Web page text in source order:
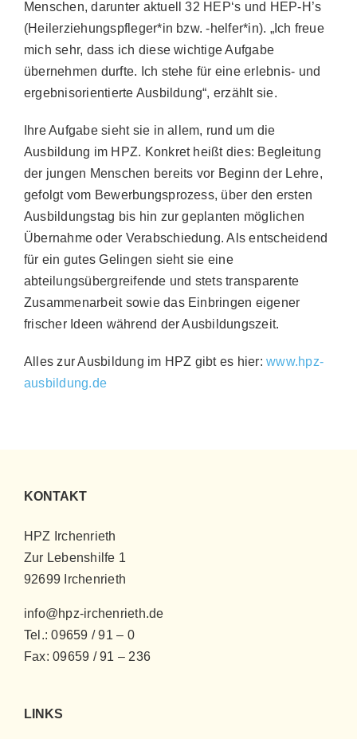
Menschen, darunter aktuell 32 HEP‘s und HEP-H’s
(Heilerziehungspfleger*in bzw. -helfer*in). „Ich freue
mich sehr, dass ich diese wichtige Aufgabe
übernehmen durfte. Ich stehe für eine erlebnis- und
ergebnisorientierte Ausbildung“, erzählt sie.
Ihre Aufgabe sieht sie in allem, rund um die
Ausbildung im HPZ. Konkret heißt dies: Begleitung
der jungen Menschen bereits vor Beginn der Lehre,
gefolgt vom Bewerbungsprozess, über den ersten
Ausbildungstag bis hin zur geplanten möglichen
Übernahme oder Verabschiedung. Als entscheidend
für ein gutes Gelingen sieht sie eine
abteilungsübergreifende und stets transparente
Zusammenarbeit sowie das Einbringen eigener
frischer Ideen während der Ausbildungszeit.
Alles zur Ausbildung im HPZ gibt es hier:www.hpz-
ausbildung.de
KONTAKT
HPZ Irchenrieth
Zur Lebenshilfe 1
92699 Irchenrieth
info@hpz-irchenrieth.de
Tel.: 09659 / 91 – 0
Fax: 09659 / 91 – 236
LINKS